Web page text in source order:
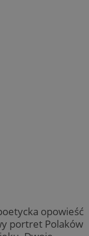
opowieść
portret Polaków